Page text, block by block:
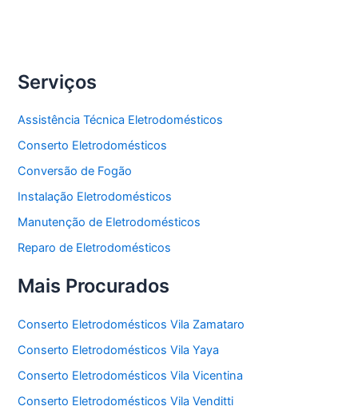
Serviços
Assistência Técnica Eletrodomésticos
Conserto Eletrodomésticos
Conversão de Fogão
Instalação Eletrodomésticos
Manutenção de Eletrodomésticos
Reparo de Eletrodomésticos
Mais Procurados
Conserto Eletrodomésticos Vila Zamataro
Conserto Eletrodomésticos Vila Yaya
Conserto Eletrodomésticos Vila Vicentina
Conserto Eletrodomésticos Vila Venditti